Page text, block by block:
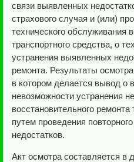
связи выявленных
страхового случая и (или)
технического обслуживания
транспортного средства, о
устранения выявленных
ремонта. Результаты
в котором делается вывод о
невозможности устранения
восстановительного ремонта
путем проведения
недостатков.
Акт осмотра составляется в